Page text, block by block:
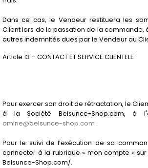
Dans ce cas, le Vendeur restituera les
Client lors de la passation de la commande,
autres indemnités dues par le Vendeur au
Article 13 – CONTACT ET SERVICE CLIENTELE
Pour exercer son droit de rétractation, le
à la Société Belsunce-Shop.com, à
amine@belsunce-shop.com .
Pour le suivi de l’exécution de sa
connecter à la rubrique « mon compte »
Belsunce-Shop.com/.